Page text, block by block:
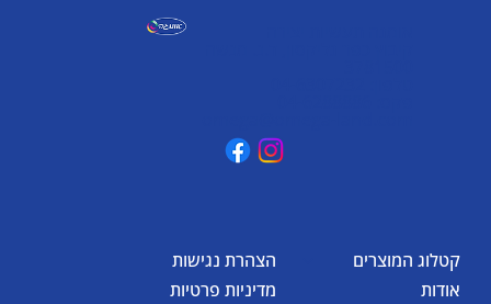
הצהרת נגישות
מדיניות פרטיות
קטלוג המוצרים
אודות